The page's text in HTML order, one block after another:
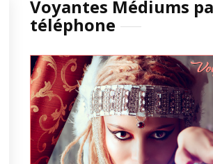
Voyantes Médiums
téléphone